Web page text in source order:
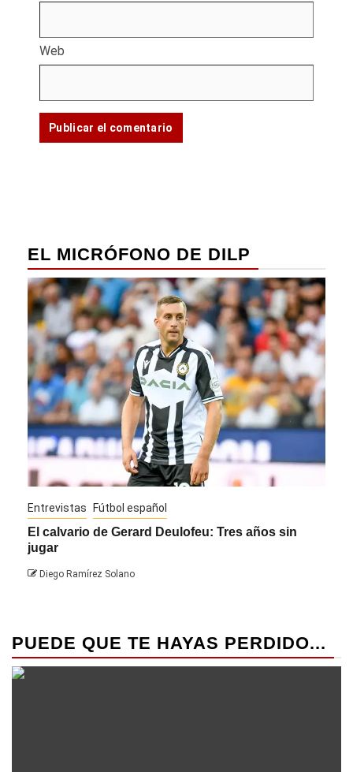
Web
EL MICRÓFONO DE DILP
Entrevistas Fútbol español
El calvario de Gerard Deulofeu: Tres años sin
jugar
Diego Ramírez Solano
PUEDE QUE TE HAYAS PERDIDO...